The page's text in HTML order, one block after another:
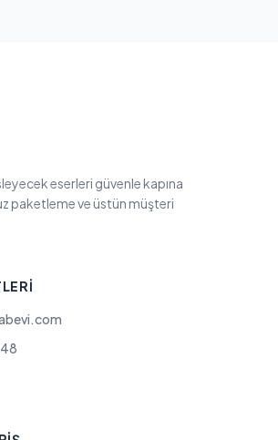
eserleri güvenle kapına
paketleme ve üstün müşteri